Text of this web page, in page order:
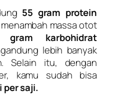
55 gram protein
massa otot
gram karbohidrat
lebih banyak
Selain itu, dengan
kamu sudah bisa
per saji.